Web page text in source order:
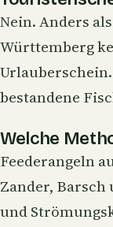
Nein. Anders
Württemberg
bestandene
Welche
Feederangeln
Zander, Barsch
und